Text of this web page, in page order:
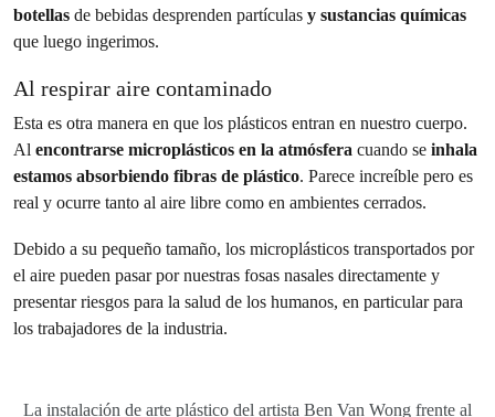
botellas de bebidas desprenden partículas y sustancias químicas
que luego ingerimos.
Al respirar aire contaminado
Esta es otra manera en que los plásticos entran en nuestro cuerpo.
Al encontrarse microplásticos en la atmósfera cuando se inhala
estamos absorbiendo fibras de plástico. Parece increíble pero es
real y ocurre tanto al aire libre como en ambientes cerrados.
Debido a su pequeño tamaño, los microplásticos transportados por
el aire pueden pasar por nuestras fosas nasales directamente y
presentar riesgos para la salud de los humanos, en particular para
los trabajadores de la industria.
La instalación de arte plástico del artista Ben Van Wong frente al